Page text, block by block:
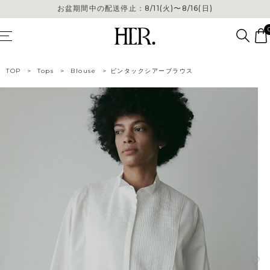
お盆期間中の配送停止：8/11(火)〜8/16(日)
お盆期間中の配送停止：8/11(火)〜8/16(日)
TOP > Tops > Blouse > ピンタックシアーブラウス